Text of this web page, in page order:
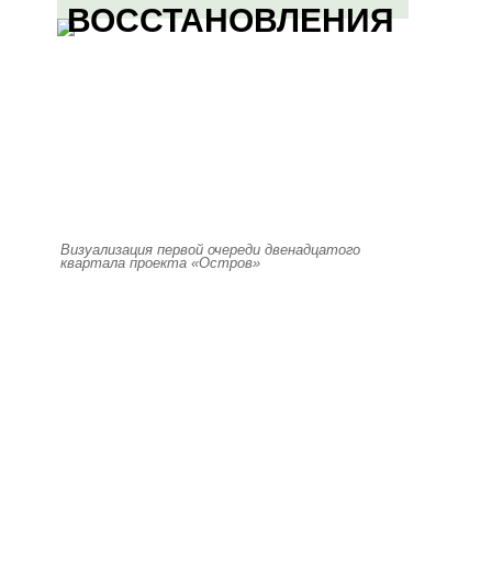
ВОССТАНОВЛЕНИЯ
Визуализация первой очереди двенадцатого
квартала проекта «Остров»